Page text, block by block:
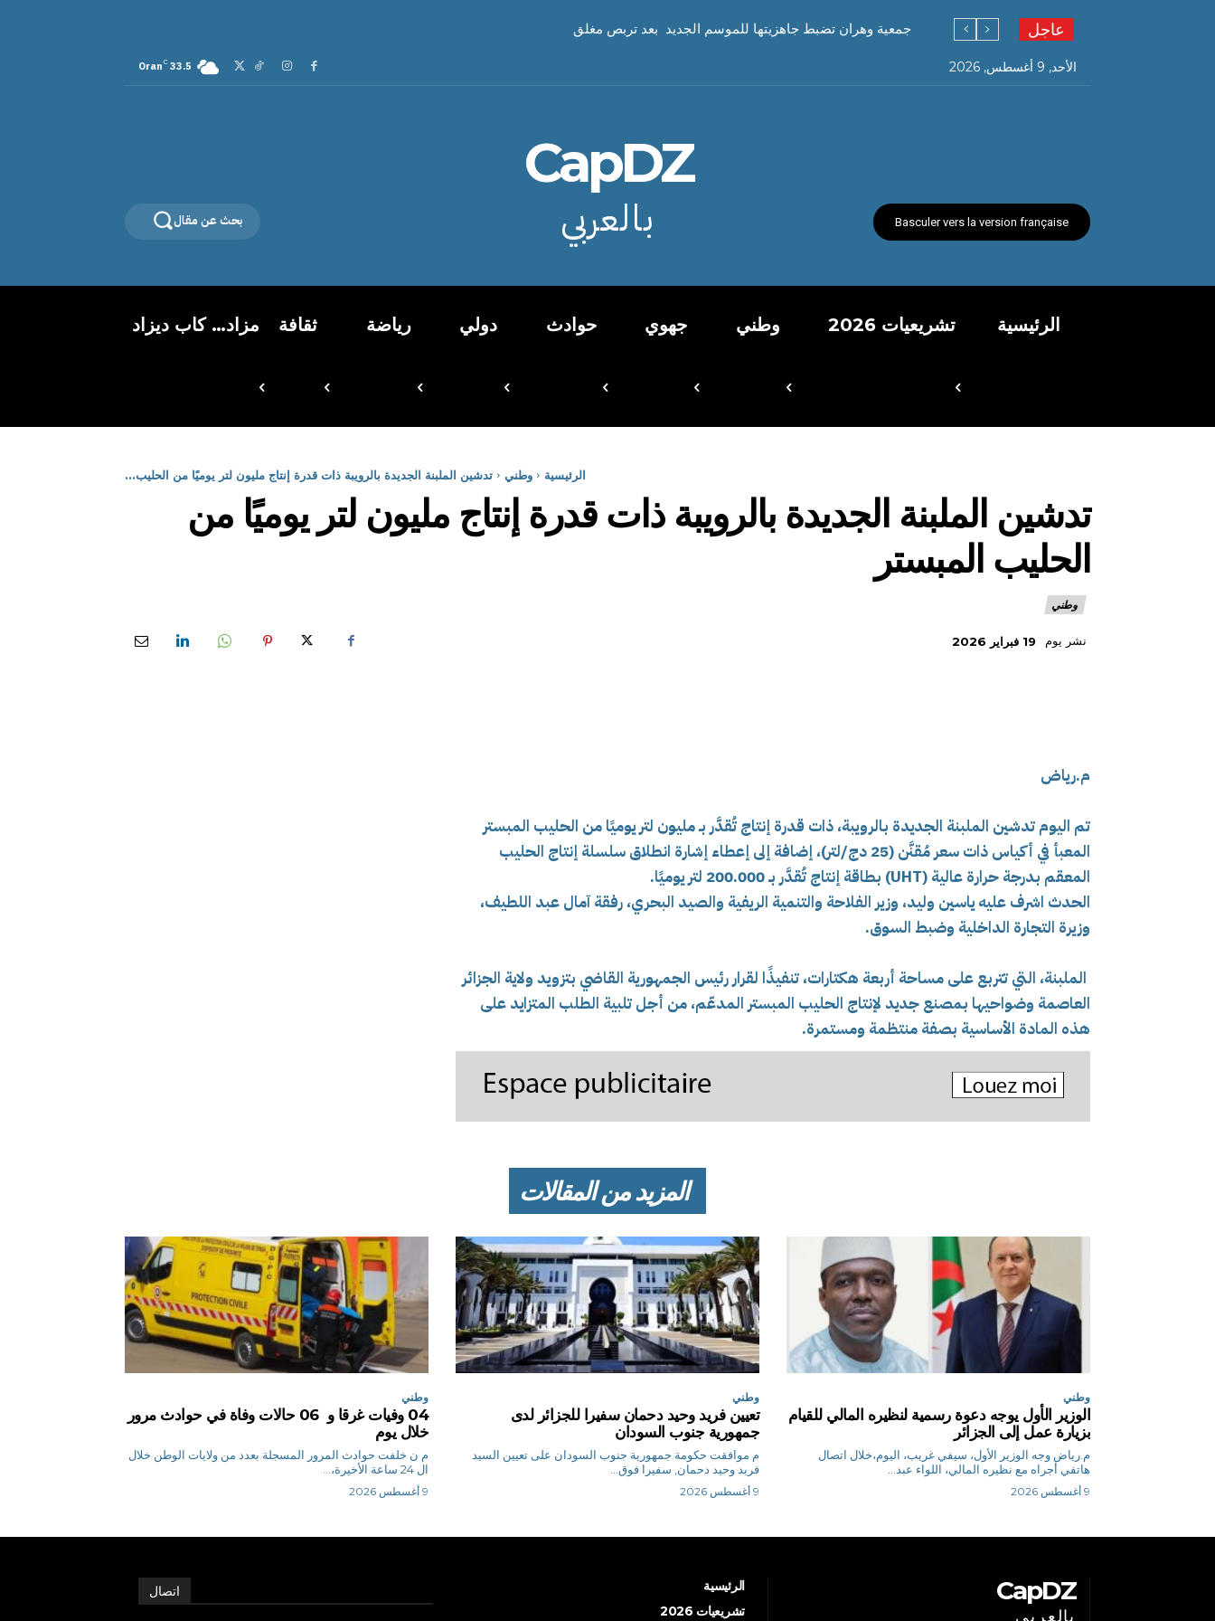
عاجل جمعية وهران تضبط جاهزيتها للموسم الجديد بعد تربص مغلق
الأحد, 9 أغسطس, 2026 33.5
C
Oran
Basculer vers la version française
CapDZ
بالعربي بحث عن مقال
الرئيسية تشريعيات 2026 وطني جهوي حوادث دولي رياضة ثقافة مزاد… كاب ديزاد
الرئيسية وطني تدشين الملبنة الجديدة بالرويبة ذات قدرة إنتاج مليون لتر يوميًا من الحليب...
تدشين الملبنة الجديدة بالرويبة ذات قدرة إنتاج مليون لتر يوميًا من
الحليب المبستر
وطني
نشر يوم 19 فبراير 2026
م.رياض
تم اليوم تدشين الملبنة الجديدة بالرويبة، ذات قدرة إنتاج تُقدَّر بـ مليون لتر يوميًا من الحليب المبستر
المعبأ في أكياس ذات سعر مُقنَّن (25 دج/لتر)، إضافة إلى إعطاء إشارة انطلاق سلسلة إنتاج الحليب
المعقم بدرجة حرارة عالية (UHT) بطاقة إنتاج تُقدَّر بـ 200.000 لتر يوميًا.
الحدث اشرف عليه ياسين وليد، وزير الفلاحة والتنمية الريفية والصيد البحري، رفقة آمال عبد اللطيف،
وزيرة التجارة الداخلية وضبط السوق.
الملبنة، التي تتربع على مساحة أربعة هكتارات، تنفيذًا لقرار رئيس الجمهورية القاضي بتزويد ولاية الجزائر
العاصمة وضواحيها بمصنع جديد لإنتاج الحليب المبستر المدعّم، من أجل تلبية الطلب المتزايد على
هذه المادة الأساسية بصفة منتظمة ومستمرة.
المزيد من المقالات
وطني
الوزير الأول يوجه دعوة رسمية لنظيره المالي للقيام
بزيارة عمل إلى الجزائر
م.رياض وجه الوزير الأول، سيفي غريب، اليوم،خلال اتصال
هاتفي أجراه مع نظيره المالي، اللواء عبد...
9 أغسطس 2026
وطني
تعيين فريد وحيد دحمان سفيرا للجزائر لدى
جمهورية جنوب السودان
م موافقت حكومة جمهورية جنوب السودان على تعيين السيد
فريد وحيد دحمان, سفيرا فوق...
9 أغسطس 2026
وطني
04 وفيات غرقا و 06 حالات وفاة في حوادث مرور
خلال يوم
م ن خلفت حوادث المرور المسجلة بعدد من ولايات الوطن خلال
ال 24 ساعة الأخيرة،...
9 أغسطس 2026
CapDZ
بالعربي
الرئيسية
تشريعيات 2026
اتصال